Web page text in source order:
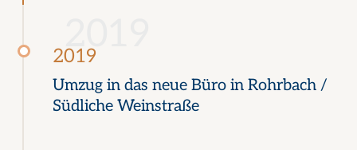
2019
Umzug in das neue Büro in Rohrbach /
Südliche Weinstraße